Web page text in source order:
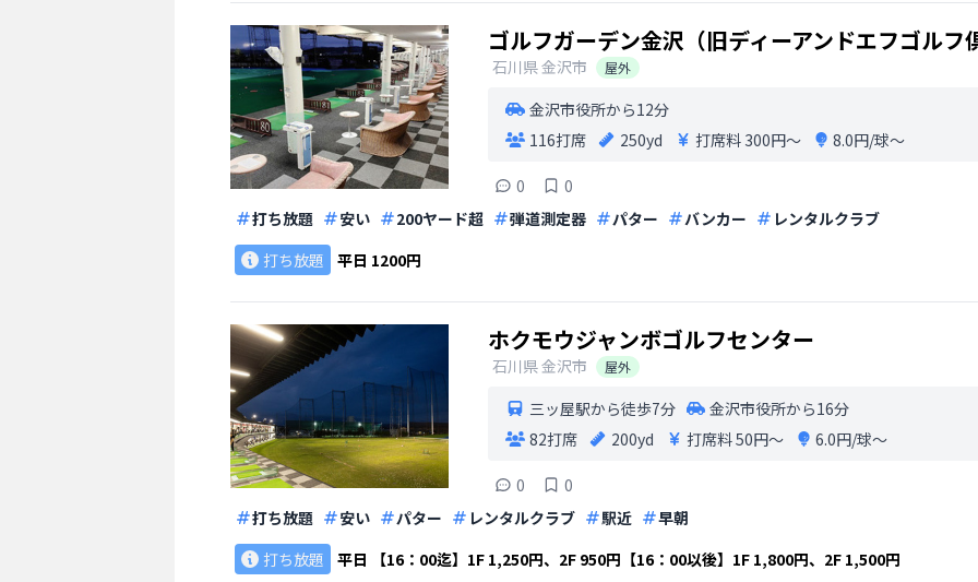
ゴルフガーデン金沢（旧ディーアンドエフゴルフ
石川県金沢市 屋外
金沢市役所から12分
116打席
250yd 打席料 300円〜 8.0円/球〜
0
0
打ち放題
安い 200ヤード超 弾道測定器 パター バンカー
レンタルクラブ
打ち放題
平日 1200円
ホクモウジャンボゴルフセンター
石川県金沢市 屋外
三ッ屋駅から徒歩7分
金沢市役所から16分
82打席
200yd 打席料50円〜 6.0円/球〜
0
0
打ち放題
安い パター レンタルクラブ 駅近
早朝
打ち放題
平日
【16：00迄】1F 1,250円、2F 950円【16：00以後】1F 1,800円、2F 1,500円